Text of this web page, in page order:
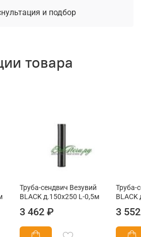
и подбор
товара
Труба-сендвич Везувий
BLACK д.150х250 L-0,5м
3 462 ₽
Труба-
BLACK
3